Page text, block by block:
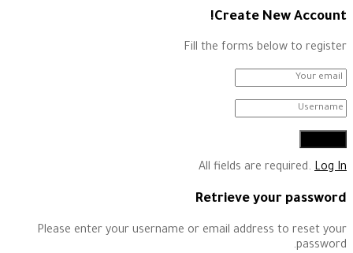
Create New Account!
Fill the forms below to register
All fields are required. Log In
Retrieve your password
Please enter your username or email address to reset your
password.